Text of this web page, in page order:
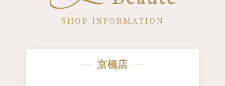
SHOP INFORMATION
京橋店